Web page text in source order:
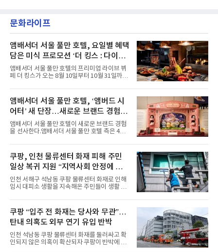
했다. “내 티, 5 bucks 바지는, 만원” 등 멤버들
의 라이프 스타일
MBC '쇼! 음악중심', SBS '인기가요' 등 주요 음
악방송 무대에 올라 화려한 퍼포먼스를 펼쳤다.
력을 앞세워 매 무대 색다른 볼거리를 선사했다.
특히 화사한 파스텔 톤의 비치웨어부터 청량한
마린룩, 햇살 아래 반짝이는 물결을 연상시키는
스커트, 강렬한 붉은 계열의 스타일링까지 각기
다른 매력을 선보였다. 브브걸은 다채로운 여름
패션을 완벽하게 소화하며 보
문화라이프
앰배서더 서울 풀만 호텔, 요일별 혜택
담은 미식 프로모션 ‘더 킹스 : 다이닝
프리빌리지즈’ 선봬
앰배서더 서울 풀만 호텔의 프리미엄 라이브 뷔
페 더 킹스가 오는 8월 10일부터 10월 31일까지
즈’를 선보인다.앰배서더 서울 풀만 호텔 측은
“요일마다 다른 즐거움과 한층 깊어진 미식의 여
유를 경험할 수 있도록 기획했다”고 밝혔다.먼저
월요일과 화요일에는 한 주의 문을 여는 여유로
운 식사를 테마로 다양한 혜택이 마련된다. 런치
이용 시 성인 5인 이상 사전 예약 고객에게 성인
1인 무료 혜택을 제공하며, 디너 이용 시에는 성
유료 회원 고객을 대상으로 5% 추가 할인 또는
바우처 1매 추가
앰배서더 서울 풀만 호텔, ‘앰버드 시
어터’ 새 단장…새로운 브랜드 경험 선
사
앰배서더 서울 풀만 호텔이 새로운 브랜드 경험
을 선사한다.앰배서더 서울 풀만 호텔 측은 4일
이야기를 담은 인형 극장 콘셉트의 공간 ‘앰버드
시어터(Ambird Theater)’를 새롭게 선보인
다”고 밝혔다.앰배서더 서울 풀만 호텔은 로비
한편에 마련된 앰버드 존을 통해 앰버드의 세계
관을 소개해왔다. 앰버드 존은 앰버드가 우주여
행 중 수집한 다양한 굿즈를 전시한 '앰버드 플래
닛(Ambird Planet)과 계절별 플라워 연출로 사
라 극장을 모티브로 한 데코레이션으로 구성됐
다. 무대 공간 및 티켓 박스
쿠팡, 인천 물류센터 화재 피해 주민
일상 복귀 지원 “지역사회 안정에 총
력”
인천 서해구 석남동 쿠팡 물류센터 화재로 인해
임시 대피소 생활을 지속해온 주민들이 생활 터
필먼트서비스(CFS)가 지난 28일부터 화재 피해
주민을 대상으로 전문 출장 청소서비스 지원에
나섬으로써 본격적인 지역사회 복구 작업이 시
작된 것이다.대피소 주민 중심 청소 접수, 첫날
부터 2가구 지원 완료CFS는 신현초등학교, 신
현북초등학교, 신현여자중학교 등 인천 서해구
관내 임시 대피소 3곳에서 체류해온 화재 피해
쿠팡 “입주 전 화재는 당사와 무관”…
탄내 의혹도 외부 연기 유입 반박
인천 석남동 쿠팡 물류센터 화재를 둘러싸고 확
인되지 않은 의혹이 확산되자 쿠팡이 반박에 나